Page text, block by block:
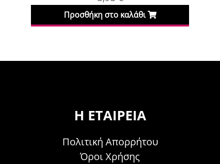
στο καλάθι
Η ΕΤΑΙΡΕΊΑ
Πολιτική Απορρήτου
Όροι Χρήσης